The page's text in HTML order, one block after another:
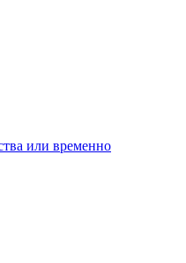
или временно